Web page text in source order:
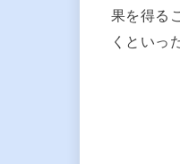
果を得る
くといっ